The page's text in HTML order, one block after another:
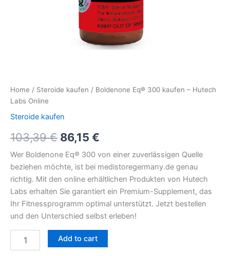
Home / Steroide kaufen / Boldenone Eq® 300 kaufen – Hutech
Labs Online
Steroide kaufen
103,39€ 86,15 €
Wer Boldenone Eq® 300 von einer zuverlässigen Quelle
beziehen möchte, ist bei medistoregermany.de genau
richtig. Mit den online erhältlichen Produkten von Hutech
Labs erhalten Sie garantiert ein Premium-Supplement, das
Ihr Fitnessprogramm optimal unterstützt. Jetzt bestellen
und den Unterschied selbst erleben!
Add to cart